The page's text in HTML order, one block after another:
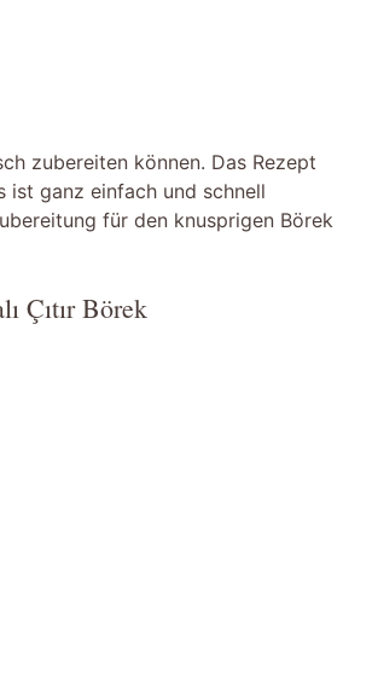
zubereiten können. Das Rezept
ist ganz einfach und schnell
für den knusprigen Börek
Çıtır Börek